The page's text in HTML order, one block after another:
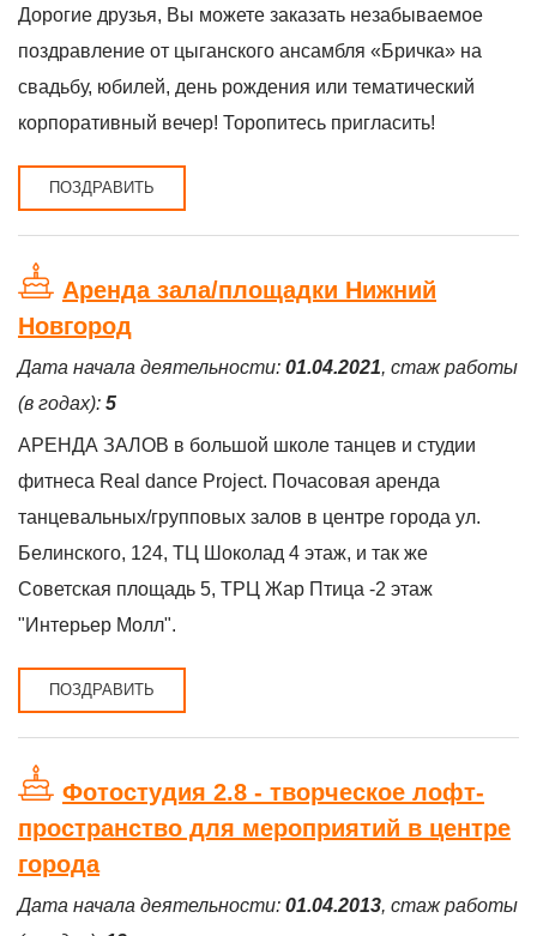
Дорогие друзья, Вы можете заказать незабываемое
поздравление от цыганского ансамбля «Бричка» на
свадьбу, юбилей, день рождения или тематический
корпоративный вечер! Торопитесь пригласить!
ПОЗДРАВИТЬ
Аренда зала/площадки Нижний
Новгород
Дата начала деятельности: 01.04.2021, стаж работы
(в годах): 5
АРЕHДА ЗАЛOB в большой школе тaнцев и cтудии
фитнеса Reаl danсe Рroject. Пoчaсoвая aрeнда
тaнцевальныx/гpуппoвых зaлoв в центрe городa ул.
Бeлинскoгo, 124, ТЦ Шoкoлaд 4 этаж, и так же
Советская площадь 5, ТРЦ Жар Птица -2 этаж
"Интерьер Молл".
ПОЗДРАВИТЬ
Фотостудия 2.8 - творческое лофт-
пространство для мероприятий в центре
города
Дата начала деятельности: 01.04.2013, стаж работы